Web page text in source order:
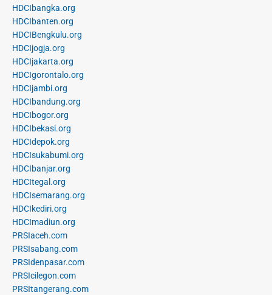
HDCIbangka.org
HDCIbanten.org
HDCIBengkulu.org
HDCIjogja.org
HDCIjakarta.org
HDCIgorontalo.org
HDCIjambi.org
HDCIbandung.org
HDCIbogor.org
HDCIbekasi.org
HDCIdepok.org
HDCIsukabumi.org
HDCIbanjar.org
HDCItegal.org
HDCIsemarang.org
HDCIkediri.org
HDCImadiun.org
PRSIaceh.com
PRSIsabang.com
PRSIdenpasar.com
PRSIcilegon.com
PRSItangerang.com